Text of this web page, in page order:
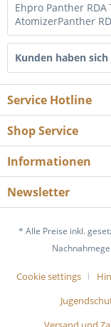
Ehpro Panther
AtomizerPanther
Kunden haben
Service Hotline
Shop Service
Informationen
Newsletter
* Alle Preise inkl.
Cookie settings